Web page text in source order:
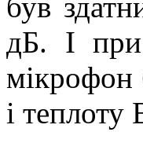
був
дБ. І при
мікрофон
і теплоту